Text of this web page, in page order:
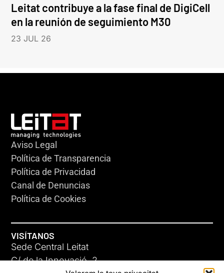
Leitat contribuye a la fase final de DigiCell
en la reunión de seguimiento M30
23 JUL 26
Aviso Legal
Política de Transparencia
Política de Privacidad
Canal de Denuncias
Política de Cookies
VISÍTANOS
Sede Central Leitat
C/ de la Innovació, 2